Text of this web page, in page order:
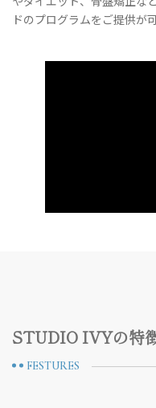
ドのプログラムをご提供が
STUDIO IVYの特
FESTURES